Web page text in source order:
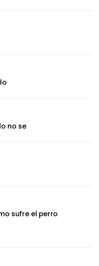
no se
sufre el perro